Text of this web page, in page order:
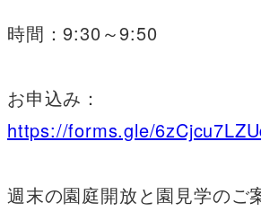
時間：9:30～9:50
お申込み：
https://forms.gle/
週末の園庭開放と園見学のご